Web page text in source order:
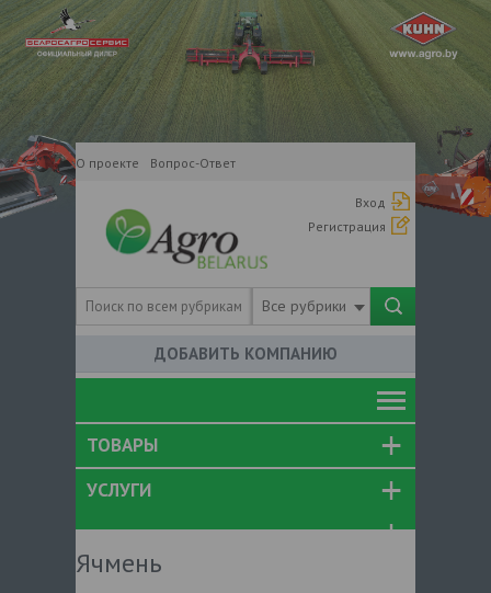
О проекте Вопрос-Ответ
Вход
Регистрация
Все рубрики
ДОБАВИТЬ КОМПАНИЮ
ТОВАРЫ
УСЛУГИ
Ячмень